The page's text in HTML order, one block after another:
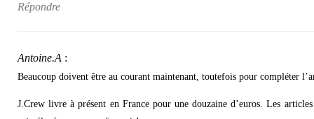
Répondre
Antoine.A :
Beaucoup doivent être au courant maintenant, toutefois pour compléter
J.Crew livre à présent en France pour une douzaine d’euros. Les articles